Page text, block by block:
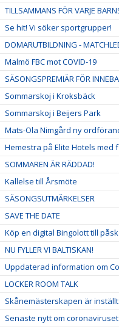
TILLSAMMANS FÖR VARJE
Se hit! Vi söker sportgrupper!
DOMARUTBILDNING -
Malmö FBC mot COVID-19
SÄSONGSPREMIÄR FÖR
Sommarskoj i Kroksbäck
Sommarskoj i Beijers Park
Mats-Ola Nimgård ny
Hemestra på Elite Hotels med
SOMMAREN ÄR RÄDDAD!
Kallelse till Årsmöte
SÄSONGSUTMÄRKELSER
SAVE THE DATE
Köp en digital Bingolott till
NU FYLLER VI BALTISKAN!
Uppdaterad information om
LOCKER ROOM TALK
Skånemästerskapen är inställt
Senaste nytt om coronaviruset